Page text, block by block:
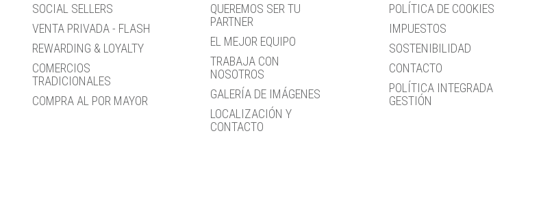
SOCIAL SELLERS
VENTA PRIVADA - FLASH
REWARDING & LOYALTY
COMERCIOS
TRADICIONALES
COMPRA AL POR MAYOR
QUEREMOS SER TU
PARTNER
EL MEJOR EQUIPO
TRABAJA CON
NOSOTROS
GALERÍA DE IMÁGENES
LOCALIZACIÓN Y
CONTACTO
POLÍTICA DE COOKIES
IMPUESTOS
SOSTENIBILIDAD
CONTACTO
POLÍTICA INTEGRADA
GESTIÓN